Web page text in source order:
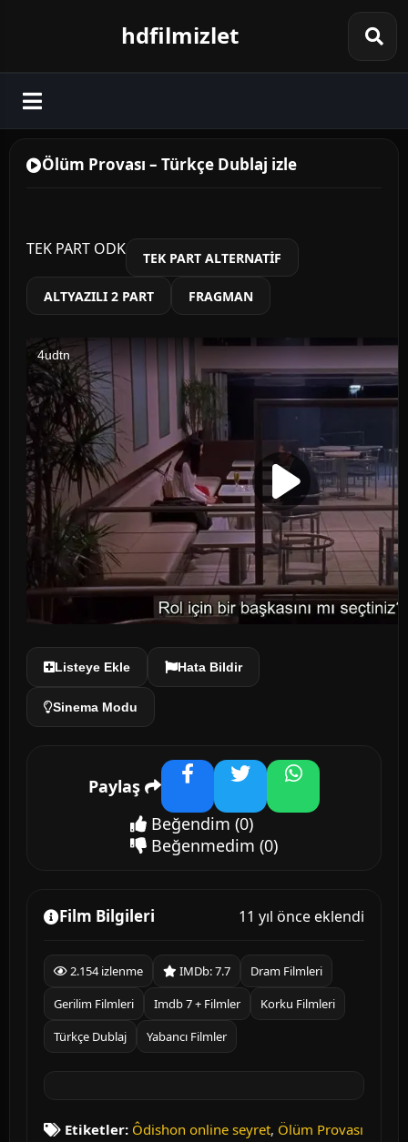
hdfilmizlet
Ölüm Provası – Türkçe Dublaj izle
TEK PART ODK TEK PART ALTERNATİF
ALTYAZILI 2 PART FRAGMAN
Listeye Ekle Hata Bildir
Sinema Modu
Paylaş FacebookTwitterWhatsApp
Beğendim (0)
Beğenmedim (0)
Film Bilgileri 11 yıl önce eklendi
2.154 izlenme IMDb: 7.7
Dram Filmleri
Gerilim Filmleri
Imdb 7 + Filmler
Korku Filmleri
Türkçe Dublaj
Yabancı Filmler
Etiketler: Ôdishon online seyret, Ölüm Provası